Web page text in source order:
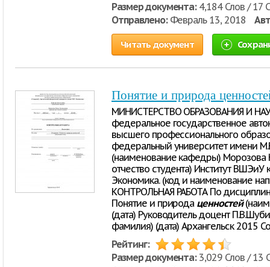
Размер документа:4,184 Слов / 17
Отправлено:Февраль 13, 2018
Читать документ
Понятие и природа
МИНИСТЕРСТВО ОБРАЗОВАНИЯ И
федеральное государственное
высшего профессионального
федеральный университет имени
(наименование кафедры)
отчество студента) Институт ВШЭиУ
Экономика. (код и наименование
КОНТРОЛЬНАЯ РАБОТА По
Понятие и природа ценностей
(дата) Руководитель доцент
фамилия) (дата) Архангельск 2015
Рейтинг:
Размер документа:3,029 Слов / 13